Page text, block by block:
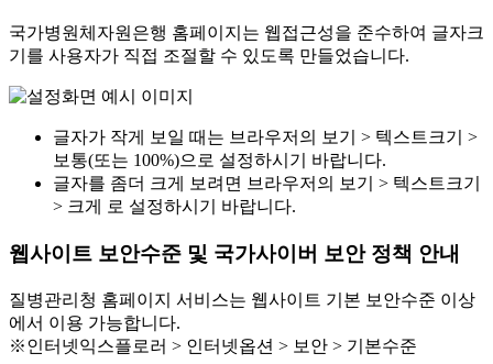
국가병원체자원은행 홈페이지는 웹접근성을 준수하여 글자크
기를 사용자가 직접 조절할 수 있도록 만들었습니다.
글자가 작게 보일 때는 브라우저의 보기 > 텍스트크기 >
보통(또는 100%)으로 설정하시기 바랍니다.
글자를 좀더 크게 보려면 브라우저의 보기 > 텍스트크기
> 크게 로 설정하시기 바랍니다.
웹사이트 보안수준 및 국가사이버 보안 정책 안내
질병관리청 홈페이지 서비스는 웹사이트 기본 보안수준 이상
에서 이용 가능합니다.
※인터넷익스플로러 > 인터넷옵션 > 보안 > 기본수준